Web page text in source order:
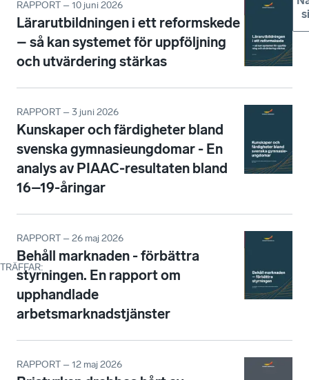
TRÄFFAR:
RAPPORT – 10 juni 2026
Lärarutbildningen i ett reformskede
– så kan systemet för uppföljning
och utvärdering stärkas
RAPPORT – 3 juni 2026
Kunskaper och färdigheter bland
svenska gymnasieungdomar - En
analys av PIAAC-resultaten bland
16–19-åringar
RAPPORT – 26 maj 2026
Behåll marknaden - förbättra
styrningen. En rapport om
upphandlade
arbetsmarknadstjänster
RAPPORT – 12 maj 2026